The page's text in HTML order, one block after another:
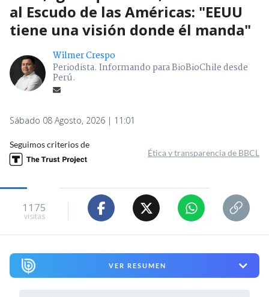
al Escudo de las Américas: "EEUU
tiene una visión donde él manda"
Wilmer Crespo
Periodista. Informando para BioBioChile desde
Perú.
Sábado 08 Agosto, 2026 | 11:01
Seguimos criterios de
Ética y transparencia de BBCL
1175
visitas
VER RESUMEN